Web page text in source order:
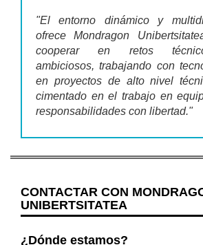
"El entorno dinámico y
ofrece Mondragon
cooperar en retos técnico-
ambiciosos, trabajando con
en proyectos de alto nivel
cimentado en el trabajo en
responsabilidades con libertad."
CONTACTAR CON
UNIBERTSITATEA
¿Dónde estamos?